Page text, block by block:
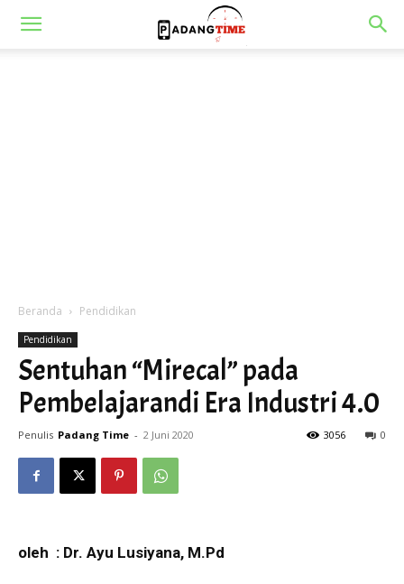
Beranda Pendidikan
Pendidikan
Sentuhan “Mirecal” pada
Pembelajarandi Era Industri 4.0
Penulis Padang Time - 2 Juni 2020 0
3056
oleh : Dr. Ayu Lusiyana, M.Pd